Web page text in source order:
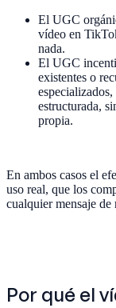
El UGC
vídeo en
nada.
El UGC
existentes o
estructurada,
propia.
En ambos casos el
uso real, que los
cualquier mensaje de
Por qué el